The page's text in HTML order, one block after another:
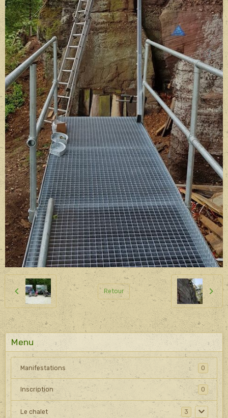
Retour
Menu
Manifestations 0
Inscription 0
Le chalet 3